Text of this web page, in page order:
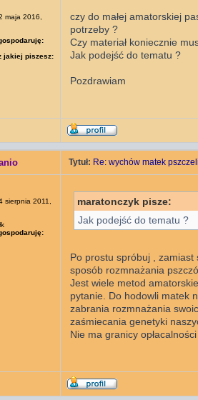
maja 2016,
jakiej piszesz:
czy do małej amatorskiej
potrzeby ?
Czy materiał koniecznie
Jak podejść do tematu ?
Pozdrawiam
Tytuł: Re: wychów matek
sierpnia 2011,
maratonczyk pisze:
Jak podejść do tematu ?
Po prostu spróbuj , zamiast
sposób rozmnażania
Jest wiele metod
pytanie. Do hodowli matek
zabrania rozmnażania
zaśmiecania genetyki
Nie ma granicy